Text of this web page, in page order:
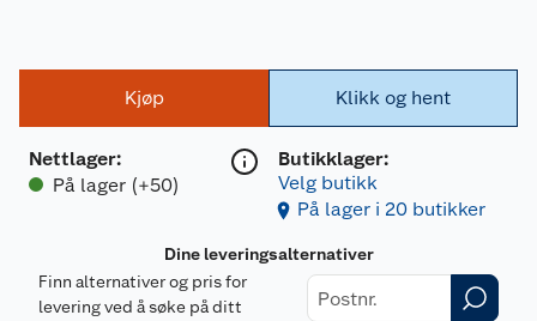
Kjøp
Nettlager:
På lager (+50)
Klikk og hent
Butikklager:
Velg butikk
På lager i 20 butikker
Dine leveringsalternativer
Finn alternativer og pris for
levering ved å søke på ditt